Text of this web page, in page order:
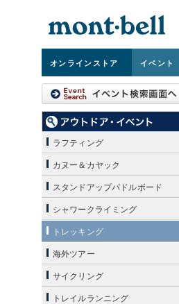
オンラインストア イベント
ラフティング
カヌー＆カヤック
スタンドアップパドルボード
シャワークライミング
トレッキング
海外ツアー
サイクリング
トレイルランニング